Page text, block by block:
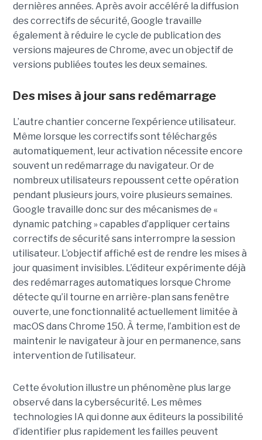
dernières années. Après avoir accéléré la diffusion
des correctifs de sécurité, Google travaille
également à réduire le cycle de publication des
versions majeures de Chrome, avec un objectif de
versions publiées toutes les deux semaines.
Des mises à jour sans redémarrage
L’autre chantier concerne l’expérience utilisateur.
Même lorsque les correctifs sont téléchargés
automatiquement, leur activation nécessite encore
souvent un redémarrage du navigateur. Or de
nombreux utilisateurs repoussent cette opération
pendant plusieurs jours, voire plusieurs semaines.
Google travaille donc sur des mécanismes de «
dynamic patching » capables d’appliquer certains
correctifs de sécurité sans interrompre la session
utilisateur. L’objectif affiché est de rendre les mises à
jour quasiment invisibles. L’éditeur expérimente déjà
des redémarrages automatiques lorsque Chrome
détecte qu’il tourne en arrière-plan sans fenêtre
ouverte, une fonctionnalité actuellement limitée à
macOS dans Chrome 150. À terme, l’ambition est de
maintenir le navigateur à jour en permanence, sans
intervention de l’utilisateur.
Cette évolution illustre un phénomène plus large
observé dans la cybersécurité. Les mêmes
technologies IA qui donne aux éditeurs la possibilité
d’identifier plus rapidement les failles peuvent